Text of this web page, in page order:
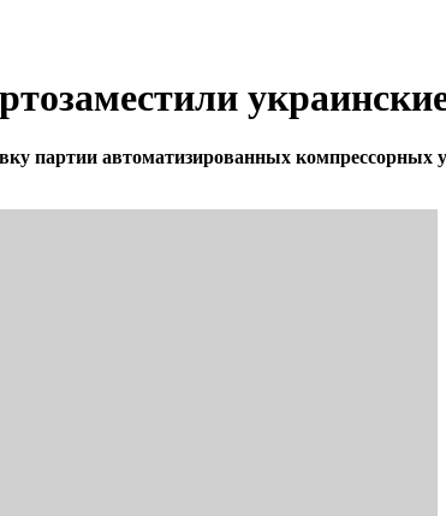
партии автоматизированных компрессорных